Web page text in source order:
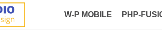
W-P MOBILE PHP-